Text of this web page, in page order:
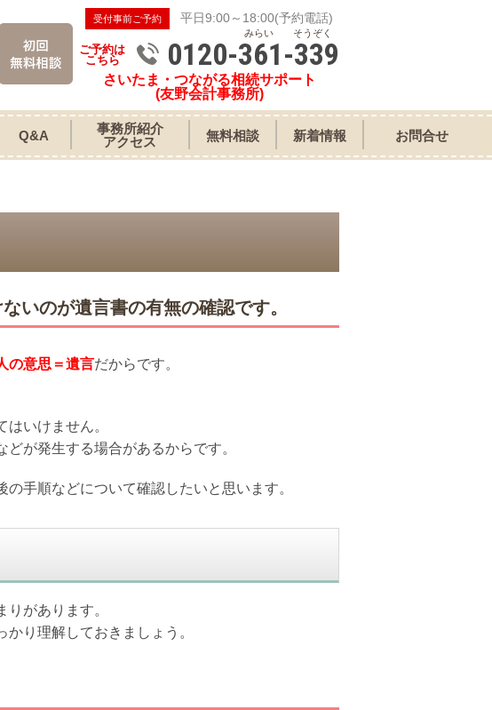
受付事前ご予約 平日9:00～18:00(予約電話)
ご予約は
こちら
みらい そうぞく
0120-361-339
さいたま・つながる相続サポート
(友野会計事務所)
Q&A
事務所紹介
アクセス
無料相談 新着情報 お問合せ
いのが遺言書の有無の確認です。
の意思＝遺言だからです。
いけません。
が発生する場合があるからです。
手順などについて確認したいと思います。
があります。
り理解しておきましょう。